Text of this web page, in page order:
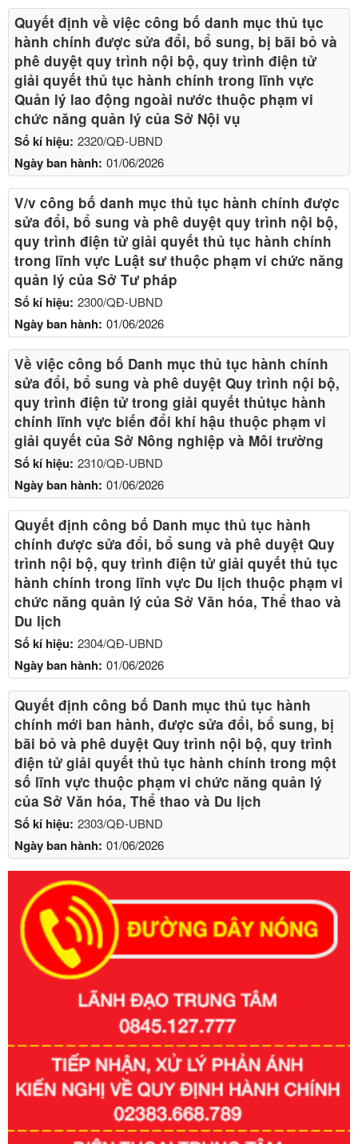
Số kí hiệu: 2320/QĐ-UBND
Ngày ban hành: 01/06/2026
Quyết định về việc công bố danh mục thủ tục
hành chính được sửa đổi, bổ sung, bị bãi bỏ và
phê duyệt quy trình nội bộ, quy trình điện tử
giải quyết thủ tục hành chính trong lĩnh vực
Quản lý lao động ngoài nước thuộc phạm vi
chức năng quản lý của Sở Nội vụ
Số kí hiệu: 2300/QĐ-UBND
Ngày ban hành: 01/06/2026
V/v công bố danh mục thủ tục hành chính được
sửa đổi, bổ sung và phê duyệt quy trình nội bộ,
quy trình điện tử giải quyết thủ tục hành chính
trong lĩnh vực Luật sư thuộc phạm vi chức năng
quản lý của Sở Tư pháp
Số kí hiệu: 2310/QĐ-UBND
Ngày ban hành: 01/06/2026
Về việc công bố Danh mục thủ tục hành chính
sửa đổi, bổ sung và phê duyệt Quy trình nội bộ,
quy trình điện tử trong giải quyết thủtục hành
chính lĩnh vực biến đổi khí hậu thuộc phạm vi
giải quyết của Sở Nông nghiệp và Môi trường
Số kí hiệu: 2304/QĐ-UBND
Ngày ban hành: 01/06/2026
Quyết định công bố Danh mục thủ tục hành
chính được sửa đổi, bổ sung và phê duyệt Quy
trình nội bộ, quy trình điện tử giải quyết thủ tục
hành chính trong lĩnh vực Du lịch thuộc phạm vi
chức năng quản lý của Sở Văn hóa, Thể thao và
Du lịch
Số kí hiệu: 2303/QĐ-UBND
Ngày ban hành: 01/06/2026
Quyết định công bố Danh mục thủ tục hành
chính mới ban hành, được sửa đổi, bổ sung, bị
bãi bỏ và phê duyệt Quy trình nội bộ, quy trình
điện tử giải quyết thủ tục hành chính trong một
số lĩnh vực thuộc phạm vi chức năng quản lý
của Sở Văn hóa, Thể thao và Du lịch